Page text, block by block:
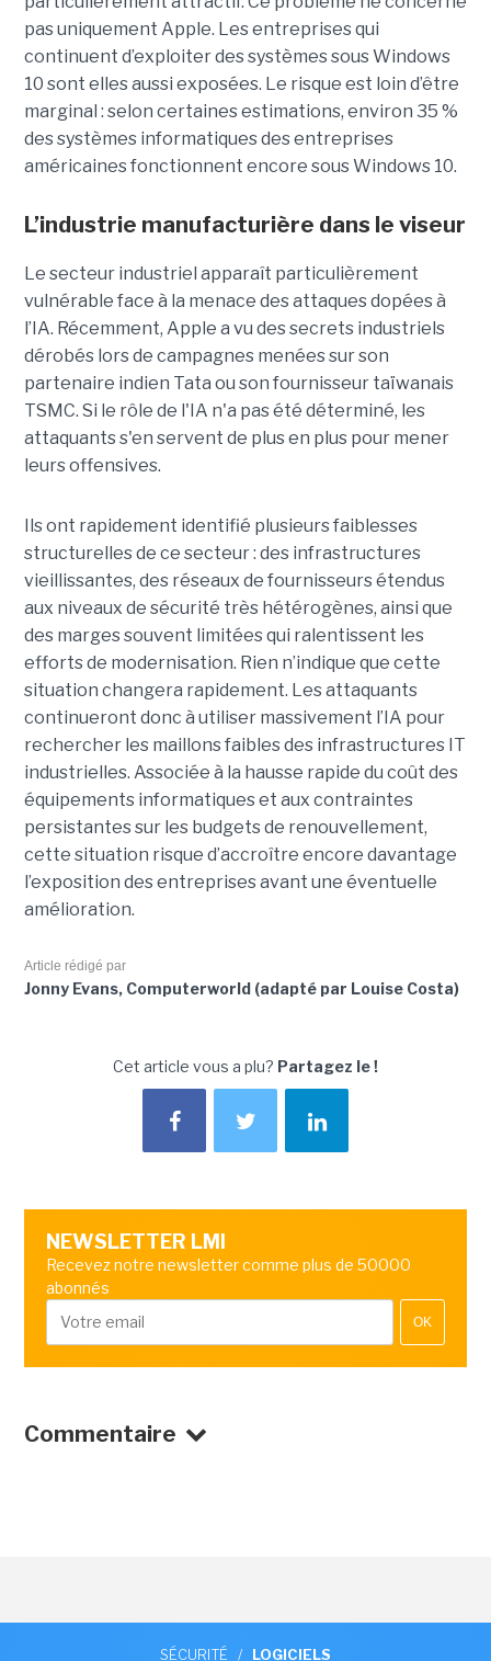
pas uniquement Apple. Les entreprises qui
continuent d’exploiter des systèmes sous Windows
10 sont elles aussi exposées. Le risque est loin d’être
marginal : selon certaines estimations, environ 35 %
des systèmes informatiques des entreprises
américaines fonctionnent encore sous Windows 10.
L’industrie manufacturière dans le viseur
Le secteur industriel apparaît particulièrement
vulnérable face à la menace des attaques dopées à
l’IA. Récemment, Apple a vu des secrets industriels
dérobés lors de campagnes menées sur son
partenaire indien Tata ou son fournisseur taïwanais
TSMC. Si le rôle de l'IA n'a pas été déterminé, les
attaquants s'en servent de plus en plus pour mener
leurs offensives.
Ils ont rapidement identifié plusieurs faiblesses
structurelles de ce secteur : des infrastructures
vieillissantes, des réseaux de fournisseurs étendus
aux niveaux de sécurité très hétérogènes, ainsi que
des marges souvent limitées qui ralentissent les
efforts de modernisation. Rien n’indique que cette
situation changera rapidement. Les attaquants
continueront donc à utiliser massivement l’IA pour
rechercher les maillons faibles des infrastructures IT
industrielles. Associée à la hausse rapide du coût des
équipements informatiques et aux contraintes
persistantes sur les budgets de renouvellement,
cette situation risque d’accroître encore davantage
l’exposition des entreprises avant une éventuelle
amélioration.
Article rédigé par
Jonny Evans, Computerworld (adapté par Louise Costa)
Cet article vous a plu? Partagez le !
NEWSLETTER LMI
Recevez notre newsletter comme plus de 50000
abonnés
OK
Commentaire
SÉCURITÉ / LOGICIELS